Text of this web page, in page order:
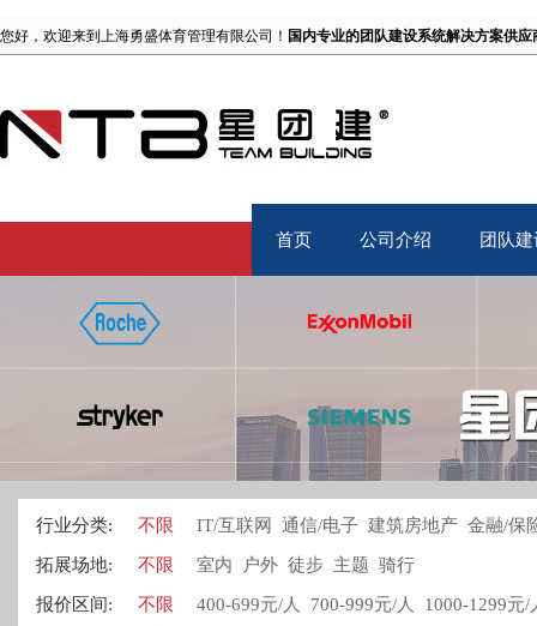
您好，欢迎来到上海勇盛体育管理有限公司！ 国内专业的团队建设系统解决方案供应
首页
Home
公司介绍
About
团队
行业分类: 不限 IT/互联网 通信/电子 建筑房地产 金融/保
拓展场地: 不限 室内 户外 徒步 主题 骑行
报价区间: 不限 400-699元/人 700-999元/人 1000-1299元/